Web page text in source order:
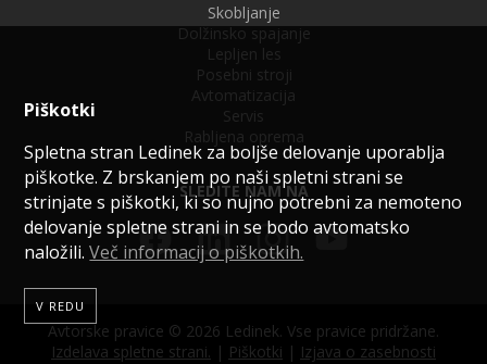
Piškotki
Spletna stran Ledinek za boljše delovanje uporablja
piškotke. Z brskanjem po naši spletni strani se
strinjate s piškotki, ki so nujno potrebni za nemoteno
delovanje spletne strani in se bodo avtomatsko
naložili.Več informacij o piškotkih.
V REDU
Skobljanje
Dolžinsko spajanje
Lepljen les
Posebni stroji
Avtomatizacija
Servis
Rabljena oprema
SLEDITE NAM NA
Avtorske pravice © 2026 Ledinek. Vse pravice pridržane.
Izdelava spletne strani. | Piškotki | Izjava o zasebnosti